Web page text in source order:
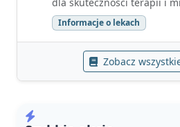
Informacje o lekach
Zobacz